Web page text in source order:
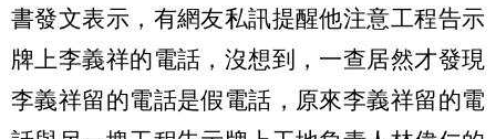
書發文表示，有網友私訊提醒他注意工程告示
牌上李義祥的電話，沒想到，一查居然才發現
李義祥留的電話是假電話，原來李義祥留的電